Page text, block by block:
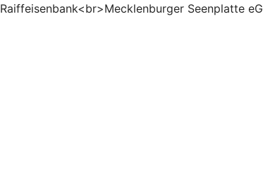
Raiffeisenbank<br>Mecklenburger Seenplatte eG